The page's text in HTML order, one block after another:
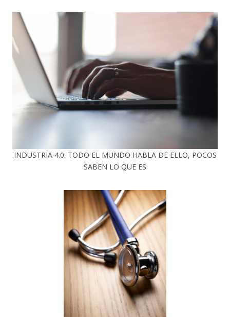
INDUSTRIA 4.0: TODO EL MUNDO HABLA DE ELLO, POCOS
SABEN LO QUE ES